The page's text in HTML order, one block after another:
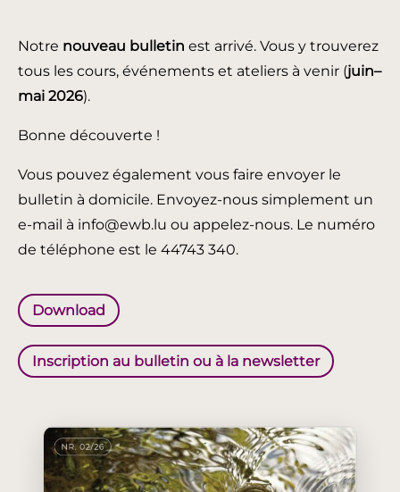
Notre nouveau bulletin est arrivé. Vous y trouverez
tous les cours, événements et ateliers à venir (juin–
mai 2026).
Bonne découverte !
Vous pouvez également vous faire envoyer le
bulletin à domicile. Envoyez-nous simplement un
e-mail à info@ewb.lu ou appelez-nous. Le numéro
de téléphone est le 44743 340.
Download
Inscription au bulletin ou à la newsletter